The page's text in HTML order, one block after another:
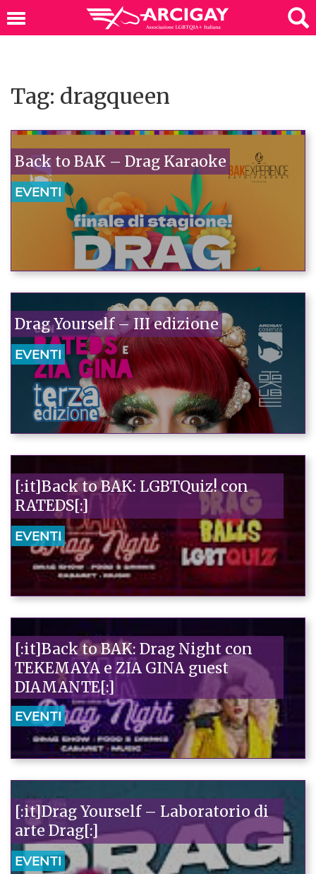
Tag: dragqueen
Back to BAK – Drag Karaoke
EVENTI
Drag Yourself – III edizione
EVENTI
[:it]Back to BAK: LGBTQuiz! con
RATEDS[:]
EVENTI
[:it]Back to BAK: Drag Night con
TEKEMAYA e ZIA GINA guest
DIAMANTE[:]
EVENTI
[:it]Drag Yourself – Laboratorio di
arte Drag[:]
EVENTI